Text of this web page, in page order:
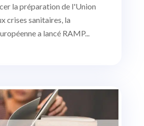
la préparation de l'Union
crises sanitaires, la
a lancé RAMP...